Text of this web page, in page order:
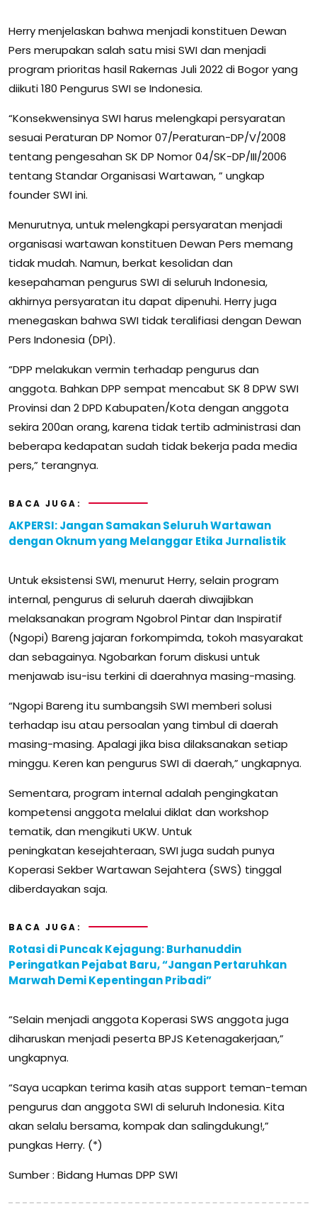
Herry menjelaskan bahwa menjadi konstituen Dewan
Pers merupakan salah satu misi SWI dan menjadi
program prioritas hasil Rakernas Juli 2022 di Bogor yang
diikuti 180 Pengurus SWI se Indonesia.
“Konsekwensinya SWI harus melengkapi persyaratan
sesuai Peraturan DP Nomor 07/Peraturan-DP/V/2008
tentang pengesahan SK DP Nomor 04/SK-DP/III/2006
tentang Standar Organisasi Wartawan, ” ungkap
founder SWI ini.
Menurutnya, untuk melengkapi persyaratan menjadi
organisasi wartawan konstituen Dewan Pers memang
tidak mudah. Namun, berkat kesolidan dan
kesepahaman pengurus SWI di seluruh Indonesia,
akhirnya persyaratan itu dapat dipenuhi. Herry juga
menegaskan bahwa SWI tidak teralifiasi dengan Dewan
Pers Indonesia (DPI).
“DPP melakukan vermin terhadap pengurus dan
anggota. Bahkan DPP sempat mencabut SK 8 DPW SWI
Provinsi dan 2 DPD Kabupaten/Kota dengan anggota
sekira 200an orang, karena tidak tertib administrasi dan
beberapa kedapatan sudah tidak bekerja pada media
pers,” terangnya.
BACA JUGA:
AKPERSI: Jangan Samakan Seluruh Wartawan
dengan Oknum yang Melanggar Etika Jurnalistik
Untuk eksistensi SWI, menurut Herry, selain program
internal, pengurus di seluruh daerah diwajibkan
melaksanakan program Ngobrol Pintar dan Inspiratif
(Ngopi) Bareng jajaran forkompimda, tokoh masyarakat
dan sebagainya. Ngobarkan forum diskusi untuk
menjawab isu-isu terkini di daerahnya masing-masing.
“Ngopi Bareng itu sumbangsih SWI memberi solusi
terhadap isu atau persoalan yang timbul di daerah
masing-masing. Apalagi jika bisa dilaksanakan setiap
minggu. Keren kan pengurus SWI di daerah,” ungkapnya.
Sementara, program internal adalah pengingkatan
kompetensi anggota melalui diklat dan workshop
tematik, dan mengikuti UKW. Untuk
peningkatan kesejahteraan, SWI juga sudah punya
Koperasi Sekber Wartawan Sejahtera (SWS) tinggal
diberdayakan saja.
BACA JUGA:
Rotasi di Puncak Kejagung: Burhanuddin
Peringatkan Pejabat Baru, “Jangan Pertaruhkan
Marwah Demi Kepentingan Pribadi”
“Selain menjadi anggota Koperasi SWS anggota juga
diharuskan menjadi peserta BPJS Ketenagakerjaan,”
ungkapnya.
“Saya ucapkan terima kasih atas support teman-teman
pengurus dan anggota SWI di seluruh Indonesia. Kita
akan selalu bersama, kompak dan salingdukung!,”
pungkas Herry. (*)
Sumber : Bidang Humas DPP SWI